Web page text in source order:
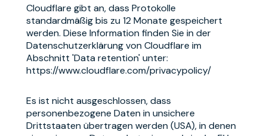
Cloudflare gibt an, dass Protokolle
standardmäßig bis zu 12 Monate gespeichert
werden. Diese Information finden Sie in der
Datenschutzerklärung von Cloudflare im
Abschnitt 'Data retention' unter:
https://www.cloudflare.com/privacypolicy/
Es ist nicht ausgeschlossen, dass
personenbezogene Daten in unsichere
Drittstaaten übertragen werden (USA), in denen